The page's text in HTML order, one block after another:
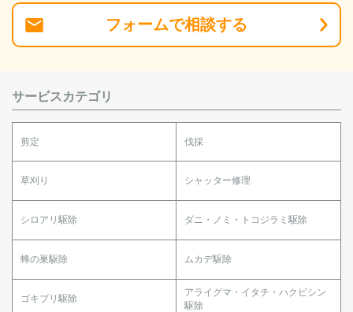
フォームで相談する
サービスカテゴリ
剪定 伐採
草刈り シャッター修理
シロアリ駆除 ダニ・ノミ・トコジラミ駆除
蜂の巣駆除 ムカデ駆除
ゴキブリ駆除
アライグマ・イタチ・ハクビシン
駆除